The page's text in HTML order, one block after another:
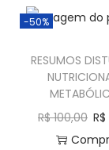
-50%
RESUMOS
R$100,00 R$